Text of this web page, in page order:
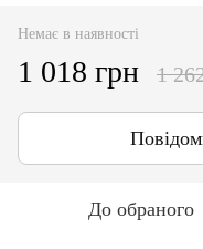
Немає в наявності
1 018 грн 1
До обраного